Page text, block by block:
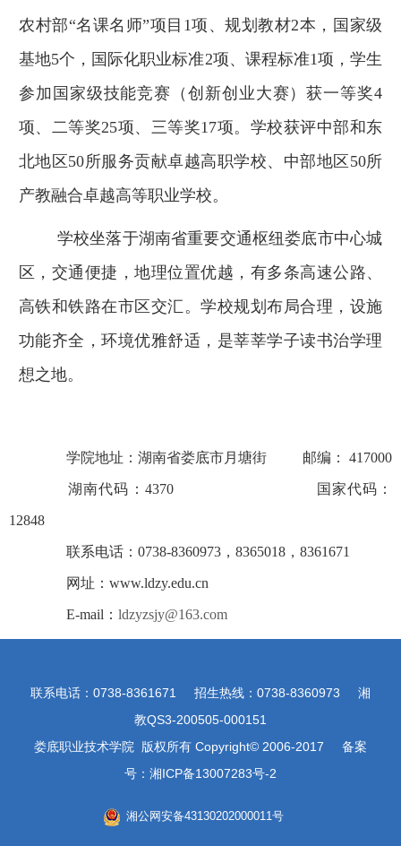
农村部“名课名师”项目 1项、规划教材2本，国家级
基地5个，国际化职业标准2项、课程标准1项，学生
参加国家级技能竞赛（创新创业大赛）获一等奖4
项、二等奖25项、三等奖17项。学校获评中部和东
北地区 50所服务贡献卓越高职学校、中部地区 50所
产教融合卓越高等职业学校。
学校坐落于湖南省重要交通枢纽娄底市中心城
区，交通便捷，地理位置优越，有多条高速公路、
高铁和铁路在市区交汇。学校规划布局合理，设施
功能齐全，环境优雅舒适，是莘莘学子读书治学理
想之地。
学院地址：湖南省娄底市月塘街 邮编： 417000
湖南代码：4370 国家代码：
12848
联系电话：0738-8360973，8365018，8361671
网址：www.ldzy.edu.cn
E-mail： ldzyzsjy@163.com
联系电话：0738-8361671 招生热线：0738-8360973 湘
教QS3-200505-000151
娄底职业技术学院 版权所有 Copyright© 2006-2017 备案
号：湘ICP备13007283号-2
湘公网安备43130202000011号